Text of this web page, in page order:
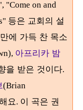
"Come on and
등은 교회의 설
에 가득 찬 목소
아프리카 밤
을 받은 것이다.
(Brian
요. 이 곡은 권